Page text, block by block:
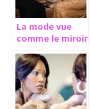
La mode vue
comme le miroir
sociales